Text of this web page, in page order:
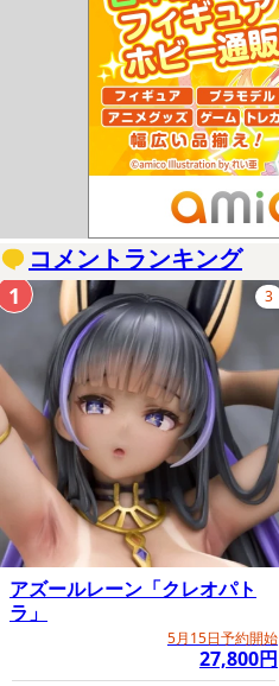
コメントランキング
アズールレーン「クレオパト
ラ」
5月15日予約開始
27,800円
3
1